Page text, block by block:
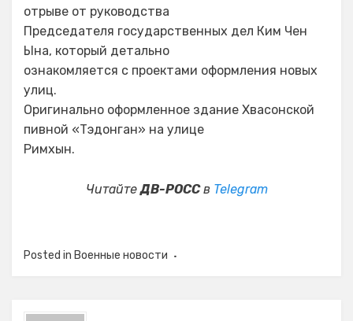
отрыве от руководства
Председателя государственных дел Ким Чен
Ына, который детально
ознакомляется с проектами оформления новых
улиц.
Оригинально оформленное здание Хвасонской
пивной «Тэдонган» на улице
Римхын.
ЧитайтеДВ-РОССв Telegram
Posted in Военные новости